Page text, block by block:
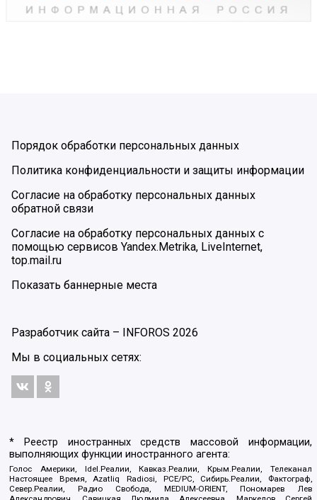
Порядок обработки персональных данных
Политика конфиденциальности и защиты информации
Согласие на обработку персональных данных
обратной связи
Согласие на обработку персональных данных с
помощью сервисов Yandex.Metrika, LiveInternet,
top.mail.ru
Показать баннерные места
Разработчик сайта – INFOROS 2026
Мы в социальных сетях:
* Реестр иностранных средств массовой информации,
выполняющих функции иностранного агента:
Голос Америки, Idel.Реалии, Кавказ.Реалии, Крым.Реалии, Телеканал
Настоящее Время, Azatliq Radiosi, PCE/PC, Сибирь.Реалии, Фактограф,
Север.Реалии, Радио Свобода, MEDIUM-ORIENT, Пономарев Лев